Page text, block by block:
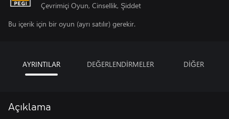
Çevrimiçi Oyun, Cinsellik, Şiddet
Bu içerik için bir oyun (ayrı satılır) gerekir.
AYRINTILAR DEĞERLENDİRMELER DİĞER
Açıklama